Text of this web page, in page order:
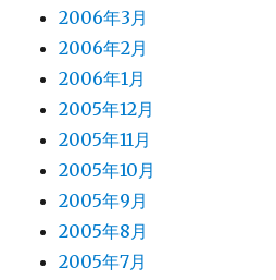
2006年3月
2006年2月
2006年1月
2005年12月
2005年11月
2005年10月
2005年9月
2005年8月
2005年7月